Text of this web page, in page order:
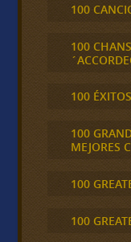
100
100
100 ÉXITOS
100
MEJORES
100
100